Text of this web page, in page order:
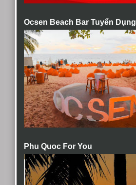
Ocsen Beach Bar Tuyển Dụng
Phu Quoc For You